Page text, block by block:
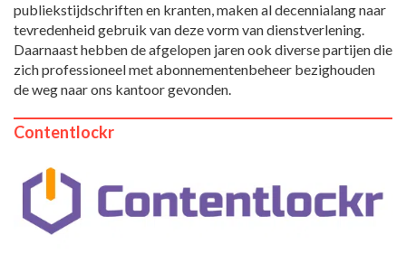
publiekstijdschriften en kranten, maken al decennialang naar
tevredenheid gebruik van deze vorm van dienstverlening.
Daarnaast hebben de afgelopen jaren ook diverse partijen die
zich professioneel met abonnementenbeheer bezighouden
de weg naar ons kantoor gevonden.
Contentlockr